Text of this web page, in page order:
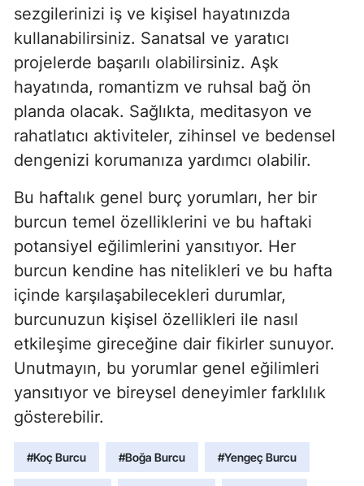
sezgilerinizi iş ve kişisel hayatınızda
kullanabilirsiniz. Sanatsal ve yaratıcı
projelerde başarılı olabilirsiniz. Aşk
hayatında, romantizm ve ruhsal bağ ön
planda olacak. Sağlıkta, meditasyon ve
rahatlatıcı aktiviteler, zihinsel ve bedensel
dengenizi korumanıza yardımcı olabilir.
Bu haftalık genel burç yorumları, her bir
burcun temel özelliklerini ve bu haftaki
potansiyel eğilimlerini yansıtıyor. Her
burcun kendine has nitelikleri ve bu hafta
içinde karşılaşabilecekleri durumlar,
burcunuzun kişisel özellikleri ile nasıl
etkileşime gireceğine dair fikirler sunuyor.
Unutmayın, bu yorumlar genel eğilimleri
yansıtıyor ve bireysel deneyimler farklılık
gösterebilir.
#Koç Burcu #Boğa Burcu #Yengeç Burcu